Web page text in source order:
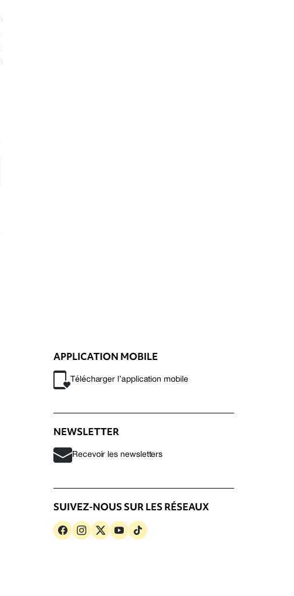
APPLICATION MOBILE
Télécharger l’application mobile
NEWSLETTER
Recevoir les newsletters
SUIVEZ-NOUS SUR LES RÉSEAUX